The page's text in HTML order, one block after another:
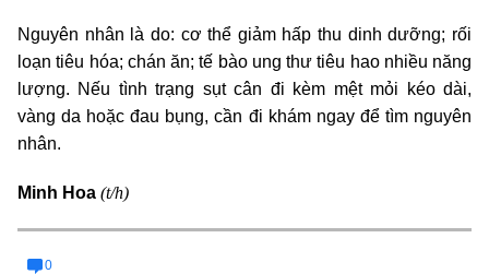
Nguyên nhân là do: cơ thể giảm hấp thu dinh dưỡng; rối
loạn tiêu hóa; chán ăn; tế bào ung thư tiêu hao nhiều năng
lượng. Nếu tình trạng sụt cân đi kèm mệt mỏi kéo dài,
vàng da hoặc đau bụng, cần đi khám ngay để tìm nguyên
nhân.
Minh Hoa (t/h)
0